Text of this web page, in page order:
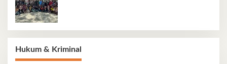
Hukum & Kriminal